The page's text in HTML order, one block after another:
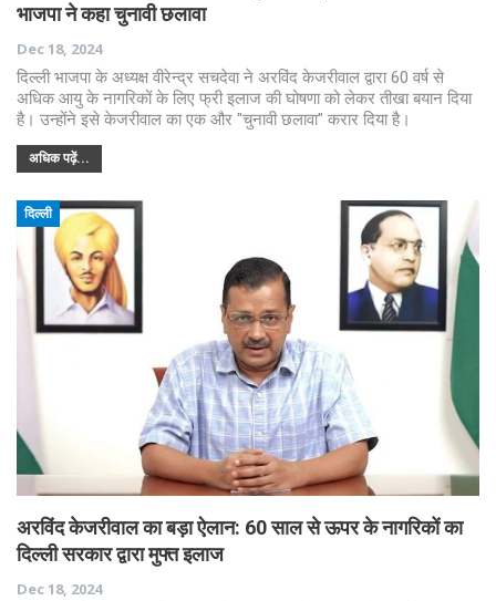
भाजपा ने कहा चुनावी छलावा
Dec 18, 2024
दिल्ली भाजपा के अध्यक्ष वीरेन्द्र सचदेवा ने अरविंद केजरीवाल द्वारा 60 वर्ष से
अधिक आयु के नागरिकों के लिए फ्री इलाज की घोषणा को लेकर तीखा बयान दिया
है। उन्होंने इसे केजरीवाल का एक और "चुनावी छलावा" करार दिया है।
अधिक पढ़ें...
दिल्ली
अरविंद केजरीवाल का बड़ा ऐलान: 60 साल से ऊपर के नागरिकों का
दिल्ली सरकार द्वारा मुफ्त इलाज
Dec 18, 2024